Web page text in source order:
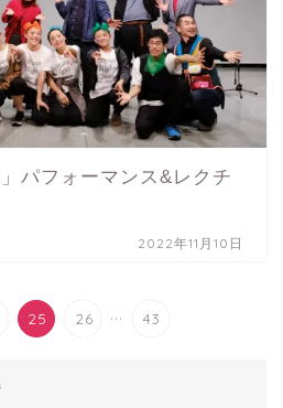
パフォーマンス&レクチ
2022年11月10日
25 26 ... 43